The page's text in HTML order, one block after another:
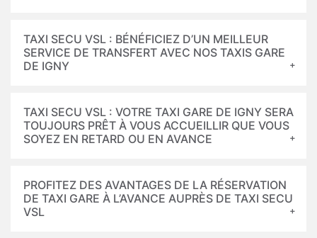
TAXI SECU VSL : BÉNÉFICIEZ D’UN MEILLEUR
SERVICE DE TRANSFERT AVEC NOS TAXIS GARE
DE IGNY
TAXI SECU VSL : VOTRE TAXI GARE DE IGNY SERA
TOUJOURS PRÊT À VOUS ACCUEILLIR QUE VOUS
SOYEZ EN RETARD OU EN AVANCE
PROFITEZ DES AVANTAGES DE LA RÉSERVATION
DE TAXI GARE À L’AVANCE AUPRÈS DE TAXI SECU
VSL